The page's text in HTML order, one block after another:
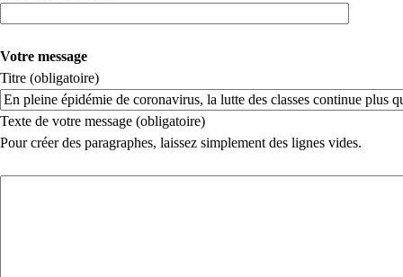
Votre message
Titre (obligatoire)
Texte de votre message (obligatoire)
Pour créer des paragraphes, laissez simplement des lignes vides.